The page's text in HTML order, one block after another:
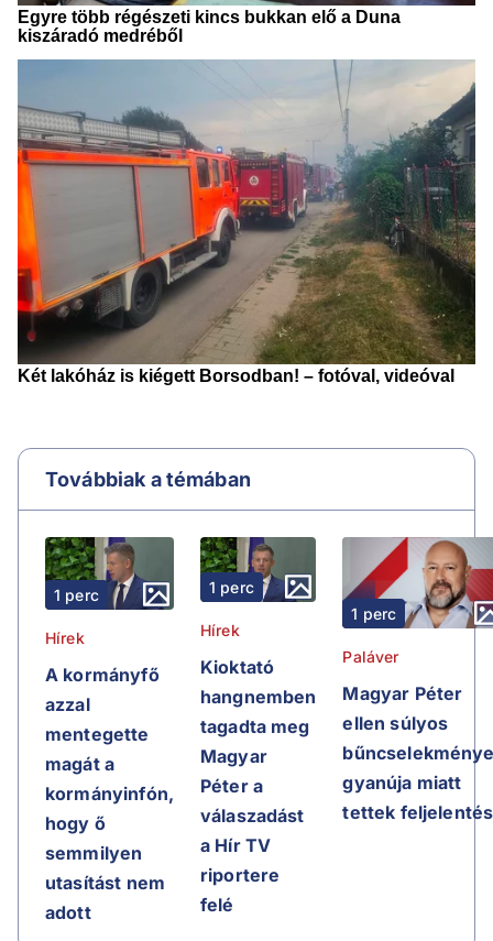
Továbbiak a témában
1 perc
Hírek
A kormányfő
azzal
mentegette
magát a
kormányinfón,
hogy ő
semmilyen
utasítást nem
adott
1 perc
Hírek
Kioktató
hangnemben
tagadta meg
Magyar
Péter a
válaszadást
a Hír TV
riportere
felé
1 perc
Paláver
Magyar Péter
ellen súlyos
gyanúja miatt
tettek